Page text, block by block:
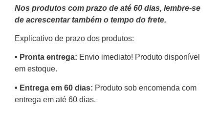
Nos produtos com prazo de até 60 dias, lembre-se
de acrescentar também o tempo do frete.
Explicativo de prazo dos produtos:
•⁠ ⁠Pronta entrega: Envio imediato! Produto disponível
em estoque.
•⁠ Entrega em 60 dias: Produto sob encomenda com
entrega em até 60 dias.